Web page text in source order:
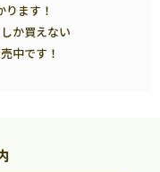
ます！
か買えない
中です！